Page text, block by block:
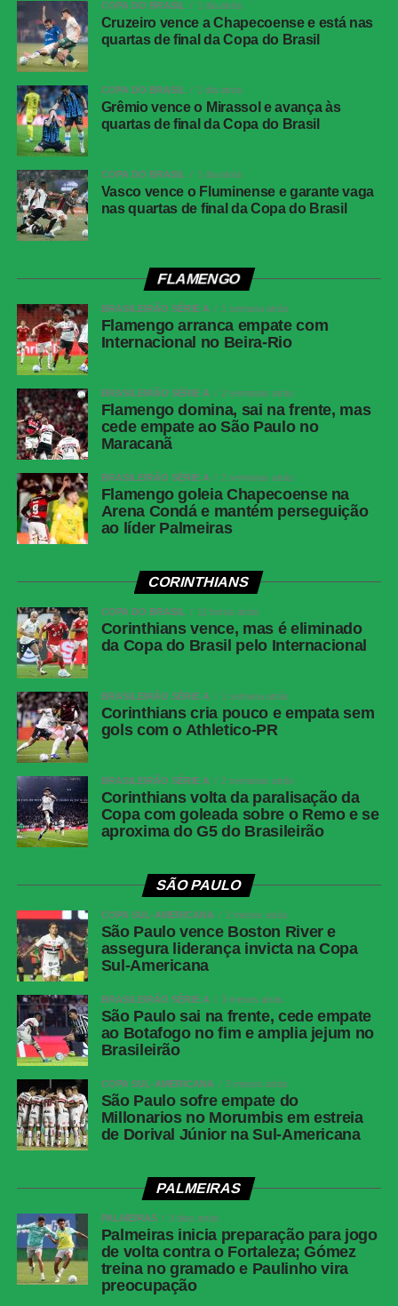
COMENTE ABAIXO:
WhatsApp
Facebook
Twitter
Messenger
LinkedIn
Share
COPA DO BRASIL 1 dia atrás
Cruzeiro vence a Chapecoense e está nas
quartas de final da Copa do Brasil
COPA DO BRASIL 1 dia atrás
Grêmio vence o Mirassol e avança às
quartas de final da Copa do Brasil
COPA DO BRASIL 1 dia atrás
Vasco vence o Fluminense e garante vaga
nas quartas de final da Copa do Brasil
FLAMENGO
BRASILEIRÃO SÉRIE A 1 semana atrás
Flamengo arranca empate com
Internacional no Beira-Rio
BRASILEIRÃO SÉRIE A 2 semanas atrás
Flamengo domina, sai na frente, mas
cede empate ao São Paulo no
Maracanã
BRASILEIRÃO SÉRIE A 2 semanas atrás
Flamengo goleia Chapecoense na
Arena Condá e mantém perseguição
ao líder Palmeiras
CORINTHIANS
COPA DO BRASIL 11 horas atrás
Corinthians vence, mas é eliminado
da Copa do Brasil pelo Internacional
BRASILEIRÃO SÉRIE A 1 semana atrás
Corinthians cria pouco e empata sem
gols com o Athletico-PR
BRASILEIRÃO SÉRIE A 2 semanas atrás
Corinthians volta da paralisação da
Copa com goleada sobre o Remo e se
aproxima do G5 do Brasileirão
SÃO PAULO
COPA SUL-AMERICANA 2 meses atrás
São Paulo vence Boston River e
assegura liderança invicta na Copa
Sul-Americana
BRASILEIRÃO SÉRIE A 3 meses atrás
São Paulo sai na frente, cede empate
ao Botafogo no fim e amplia jejum no
Brasileirão
COPA SUL-AMERICANA 3 meses atrás
São Paulo sofre empate do
Millonarios no Morumbis em estreia
de Dorival Júnior na Sul-Americana
PALMEIRAS
PALMEIRAS 3 dias atrás
Palmeiras inicia preparação para jogo
de volta contra o Fortaleza; Gómez
treina no gramado e Paulinho vira
preocupação